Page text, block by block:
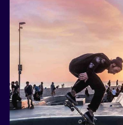
Marin Digital